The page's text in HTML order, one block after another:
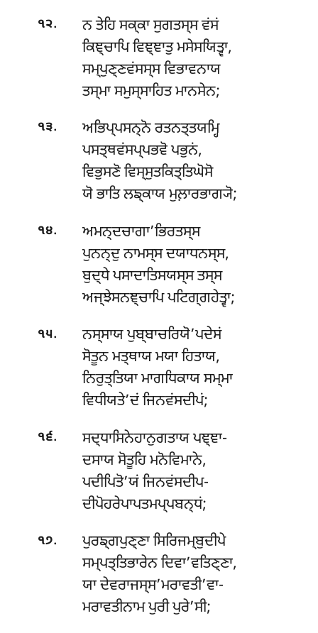
੧੨.
ਨ ਤੇਹਿ ਸਕ੍ਕਾ ਸੁਗਤਸ੍ਸ ਵਂਸਂ
ਕਿਞ੍ਚਾਪਿ ਵਿਞ੍ਞਾਤੁ ਮਸੇਸਯਿਤ੍ਵਾ,
ਸਮ੍ਪੁਣ੍ਣਵਂਸਸ੍ਸ ਵਿਭਾਵਨਾਯ
ਤਸ੍ਮਾ ਸਮੁਸ੍ਸਾਹਿਤ ਮਾਨਸੇਨ;
੧੩.
ਅਭਿਪ੍ਪਸਨ੍ਨੋ ਰਤਨਤ੍ਤਯਮ੍ਹਿ
ਪਸਤ੍ਥਵਂਸਪ੍ਪਭਵੋ ਪਭੁਨਂ,
ਵਿਭੁਸਣੋ ਵਿਸ੍ਸੁਤਕਿਤ੍ਤਿਘੋਸੋ
ਯੋ ਭਾਤਿ ਲਙ੍ਕਾਯ ਮੁਲ਼ਾਰਭਾਗ੍ਯੋ;
੧੪.
ਅਮਨ੍ਦਚਾਗਾ’ਭਿਰਤਸ੍ਸ
ਪੁਨਨ੍ਦੁ ਨਾਮਸ੍ਸ ਦਯਾਧਨਸ੍ਸ,
ਬੁਦ੍ਧੇ ਪਸਾਦਾਤਿਸਯਸ੍ਸ ਤਸ੍ਸ
ਅਜ੍ਝੇਸਨਞ੍ਚਾਪਿ ਪਟਿਗ੍ਗਹੇਤ੍ਵਾ;
੧੫.
ਨਸ੍ਸਾਯ ਪੁਬ੍ਬਾਚਰਿਯੋ’ਪਦੇਸਂ
ਸੋਤੂਨ ਮਤ੍ਥਾਯ ਮਯਾ ਹਿਤਾਯ,
ਨਿਰੁਤ੍ਤਿਯਾ ਮਾਗਧਿਕਾਯ ਸਮ੍ਮਾ
ਵਿਧੀਯਤੇ’ਦਂ ਜਿਨਵਂਸਦੀਪਂ;
੧੬.
ਸਦ੍ਧਾਸਿਨੇਹਾਨੁਗਤਾਯ ਪਞ੍ਞਾ-
ਦਸਾਯ ਸੋਤੂਹਿ ਮਨੋਵਿਮਾਨੇ,
ਪਦੀਪਿਤੋ’ਯਂ ਜਿਨਵਂਸਦੀਪ-
ਦੀਪੋਹਰੇਪਾਪਤਮਪ੍ਪਬਨ੍ਧਂ;
੧੭.
ਪੁਰਙ੍ਗਪੁਣ੍ਣਾ ਸਿਰਿਜਮ੍ਬੁਦੀਪੇ
ਸਮ੍ਪਤ੍ਤਿਭਾਰੇਨ ਦਿਵਾ’ਵਤਿਣ੍ਣਾ,
ਯਾ ਦੇਵਰਾਜਸ੍ਸ’ਮਰਾਵਤੀ’ਵਾ-
ਮਰਾਵਤੀਨਾਮ ਪੁਰੀ ਪੁਰੇ’ਸੀ;